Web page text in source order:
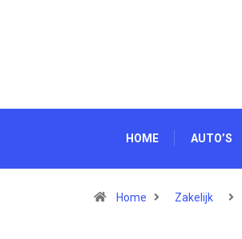
HOME AUTO’S
Home Zakelijk